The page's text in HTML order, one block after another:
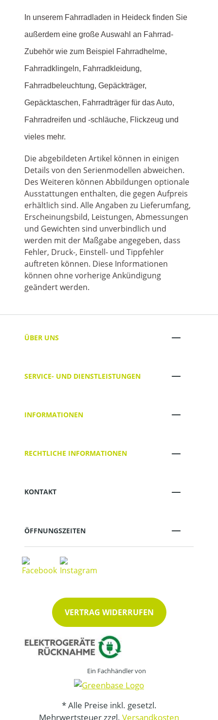
In unserem Fahrradladen in Heideck finden Sie
außerdem eine große Auswahl an Fahrrad-
Zubehör wie zum Beispiel Fahrradhelme,
Fahrradklingeln, Fahrradkleidung,
Fahrradbeleuchtung, Gepäckträger,
Gepäcktaschen, Fahrradträger für das Auto,
Fahrradreifen und -schläuche, Flickzeug und
vieles mehr.
Die abgebildeten Artikel können in einigen
Details von den Serienmodellen abweichen.
Des Weiteren können Abbildungen optionale
Ausstattungen enthalten, die gegen Aufpreis
erhältlich sind. Alle Angaben zu Lieferumfang,
Erscheinungsbild, Leistungen, Abmessungen
und Gewichten sind unverbindlich und
werden mit der Maßgabe angegeben, dass
Fehler, Druck-, Einstell- und Tippfehler
auftreten können. Diese Informationen
können ohne vorherige Ankündigung
geändert werden.
ÜBER UNS
SERVICE- UND DIENSTLEISTUNGEN
INFORMATIONEN
RECHTLICHE INFORMATIONEN
KONTAKT
ÖFFNUNGSZEITEN
VERTRAG WIDERRUFEN
Ein Fachhändler von
* Alle Preise inkl. gesetzl.
Mehrwertsteuer zzgl. Versandkosten